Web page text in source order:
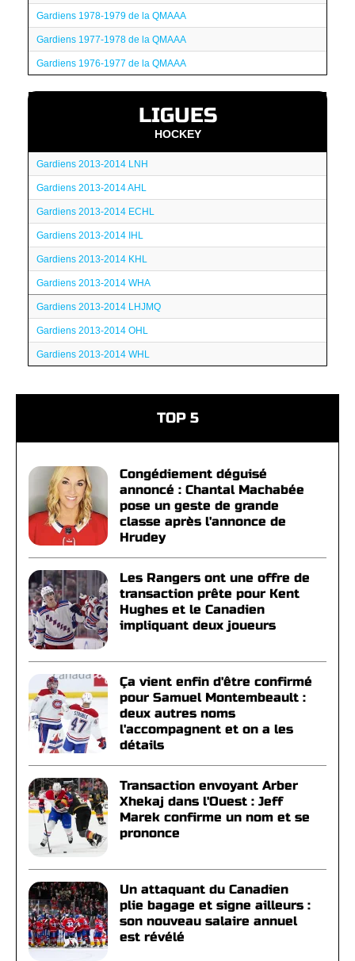
Gardiens 1978-1979 de la QMAAA
Gardiens 1977-1978 de la QMAAA
Gardiens 1976-1977 de la QMAAA
LIGUES
HOCKEY
Gardiens 2013-2014 LNH
Gardiens 2013-2014 AHL
Gardiens 2013-2014 ECHL
Gardiens 2013-2014 IHL
Gardiens 2013-2014 KHL
Gardiens 2013-2014 WHA
Gardiens 2013-2014 LHJMQ
Gardiens 2013-2014 OHL
Gardiens 2013-2014 WHL
TOP 5
Congédiement déguisé
annoncé : Chantal Machabée
pose un geste de grande
classe après l'annonce de
Hrudey
Les Rangers ont une offre de
transaction prête pour Kent
Hughes et le Canadien
impliquant deux joueurs
Ça vient enfin d'être confirmé
pour Samuel Montembeault :
deux autres noms
l'accompagnent et on a les
détails
Transaction envoyant Arber
Xhekaj dans l'Ouest : Jeff
Marek confirme un nom et se
prononce
Un attaquant du Canadien
plie bagage et signe ailleurs :
son nouveau salaire annuel
est révélé